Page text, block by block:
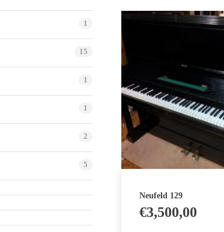
Neufeld 129
€3,500,00
1
15
1
1
2
5